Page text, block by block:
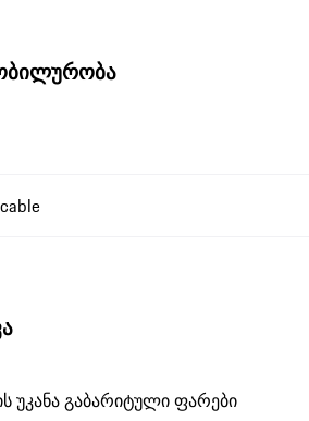
უკანა გაბარიტული ფარები